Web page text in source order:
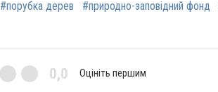
#порубка дерев #природно-заповідний фонд
0,0 Оцініть першим